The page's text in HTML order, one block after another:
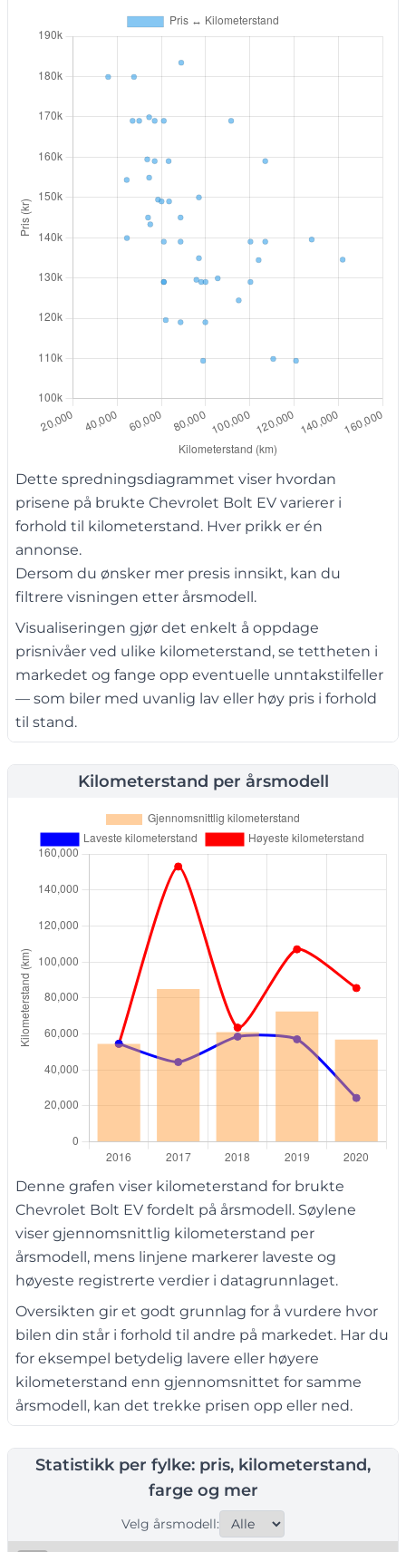
Dette spredningsdiagrammet viser hvordan
prisene på brukte Chevrolet Bolt EV varierer i
forhold til kilometerstand. Hver prikk er én
annonse.
Dersom du ønsker mer presis innsikt, kan du
filtrere visningen etter årsmodell.
Visualiseringen gjør det enkelt å oppdage
prisnivåer ved ulike kilometerstand, se tettheten i
markedet og fange opp eventuelle unntakstilfeller
— som biler med uvanlig lav eller høy pris i forhold
til stand.
Kilometerstand per årsmodell
Denne grafen viser kilometerstand for brukte
Chevrolet Bolt EV fordelt på årsmodell. Søylene
viser gjennomsnittlig kilometerstand per
årsmodell, mens linjene markerer laveste og
høyeste registrerte verdier i datagrunnlaget.
Oversikten gir et godt grunnlag for å vurdere hvor
bilen din står i forhold til andre på markedet. Har du
for eksempel betydelig lavere eller høyere
kilometerstand enn gjennomsnittet for samme
årsmodell, kan det trekke prisen opp eller ned.
Statistikk per fylke: pris, kilometerstand,
farge og mer
Velg årsmodell: